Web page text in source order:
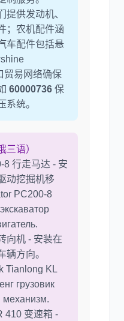
依维柯
提供发动机、
；农机配件涵
车配件包括悬
贸易网络确保
60000736 保
系统。
三语）
8 行走马达 - 安
动挖掘机移
PC200-8
向机 - 安装在
辆方向。
Tianlong KL
грузовик
механизм.
410 变速箱 -